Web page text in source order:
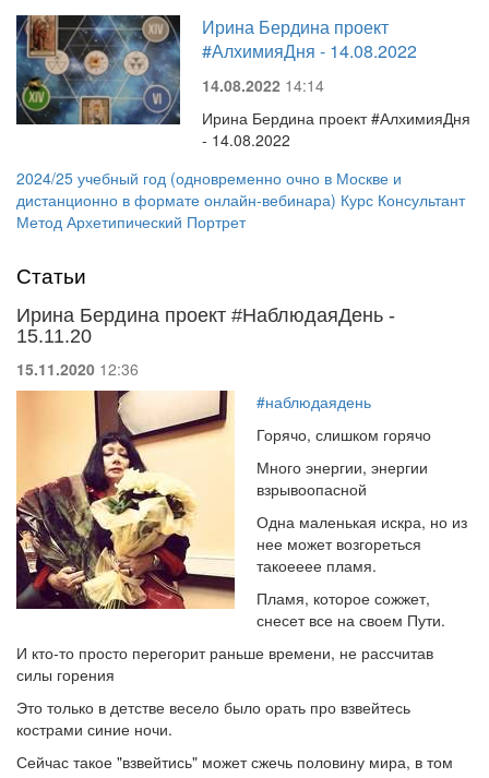
Ирина Бердина проект
#АлхимияДня - 14.08.2022
14.08.2022 14:14
Ирина Бердина проект #АлхимияДня
- 14.08.2022
2024/25 учебный год (одновременно очно в Москве и
дистанционно в формате онлайн-вебинара) Курс Консультант
Метод Архетипический Портрет
Статьи
Ирина Бердина проект #НаблюдаяДень -
15.11.20
15.11.2020 12:36
#наблюдаядень
Горячо, слишком горячо
Много энергии, энергии
взрывоопасной
Одна маленькая искра, но из
нее может возгореться
такоееее пламя.
Пламя, которое сожжет,
снесет все на своем Пути.
И кто-то просто перегорит раньше времени, не рассчитав
силы горения
Это только в детстве весело было орать про взвейтесь
кострами синие ночи.
Сейчас такое "взвейтись" может сжечь половину мира, в том